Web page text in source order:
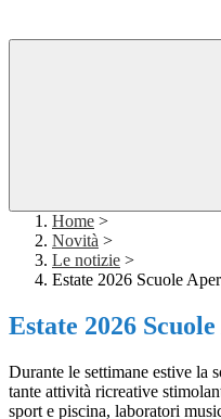
Home >
Novità >
Le notizie >
Estate 2026 Scuole
Estate 2026
Durante le settimane estive la
tante attività ricreative
sport e piscina, laboratori